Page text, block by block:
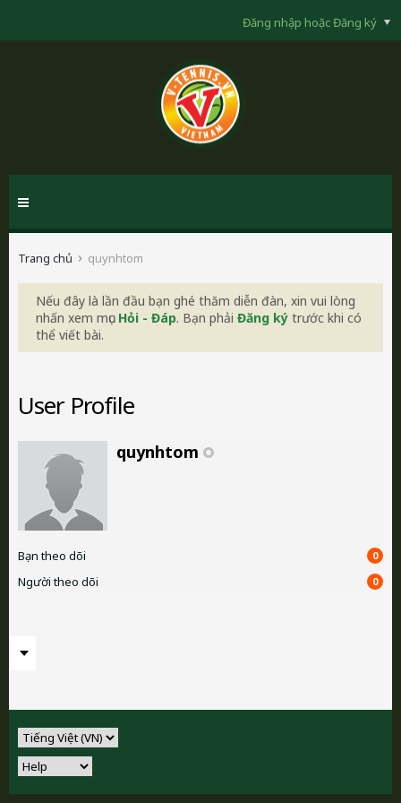
Đăng nhập hoặc Đăng ký
Trang chủ quynhtom
Nếu đây là lần đầu bạn ghé thăm diễn đàn, xin vui lòng
nhấn xem mục Hỏi - Đáp. Bạn phải Đăng ký trước khi có
thể viết bài.
User Profile
quynhtom
Bạn theo dõi 0
Người theo dõi 0